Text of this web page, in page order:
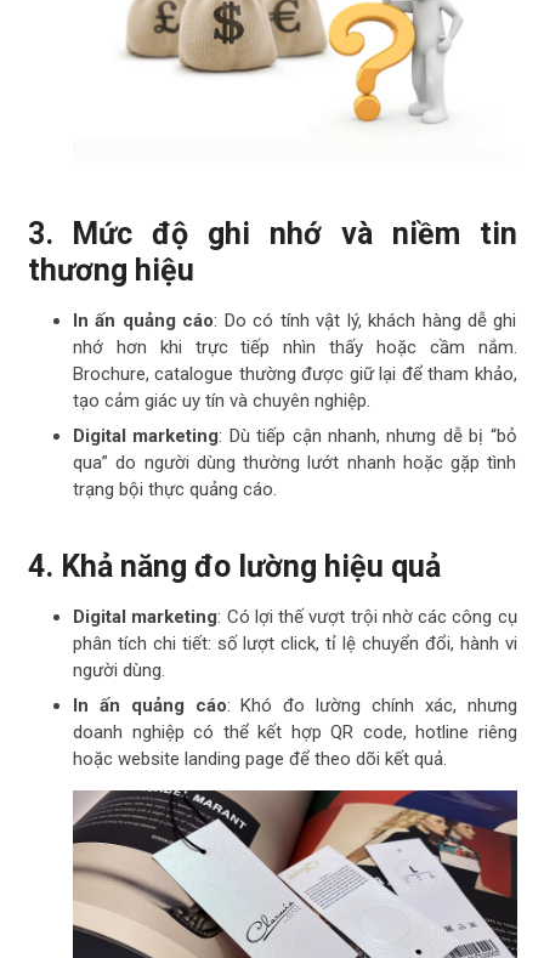
3. Mức độ ghi nhớ và niềm tin
thương hiệu
In ấn quảng cáo: Do có tính vật lý, khách hàng dễ ghi
nhớ hơn khi trực tiếp nhìn thấy hoặc cầm nắm.
Brochure, catalogue thường được giữ lại để tham khảo,
tạo cảm giác uy tín và chuyên nghiệp.
Digital marketing: Dù tiếp cận nhanh, nhưng dễ bị “bỏ
qua” do người dùng thường lướt nhanh hoặc gặp tình
trạng bội thực quảng cáo.
4. Khả năng đo lường hiệu quả
Digital marketing: Có lợi thế vượt trội nhờ các công cụ
phân tích chi tiết: số lượt click, tỉ lệ chuyển đổi, hành vi
người dùng.
In ấn quảng cáo: Khó đo lường chính xác, nhưng
doanh nghiệp có thể kết hợp QR code, hotline riêng
hoặc website landing page để theo dõi kết quả.